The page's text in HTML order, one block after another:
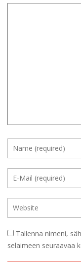
Tallenna nimeni,
selaimeen seuraavaa